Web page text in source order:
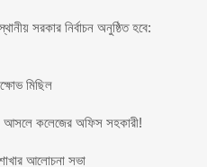
সরকার নির্বাচন অনুষ্ঠিত হবে:
মিছিল
আসলে কলেজের অফিস সহকারী!
আলোচনা সভা